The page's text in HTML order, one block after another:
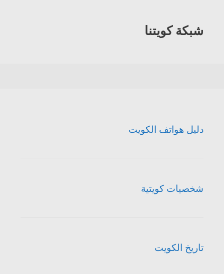
شبكة كويتنا
دليل هواتف الكويت
شخصيات كويتية
تاريخ الكويت